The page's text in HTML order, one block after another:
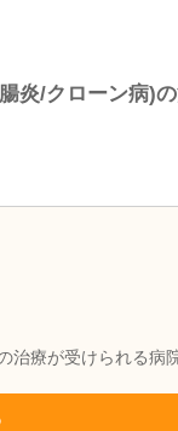
炎/クローン病)
治療が受けられる病